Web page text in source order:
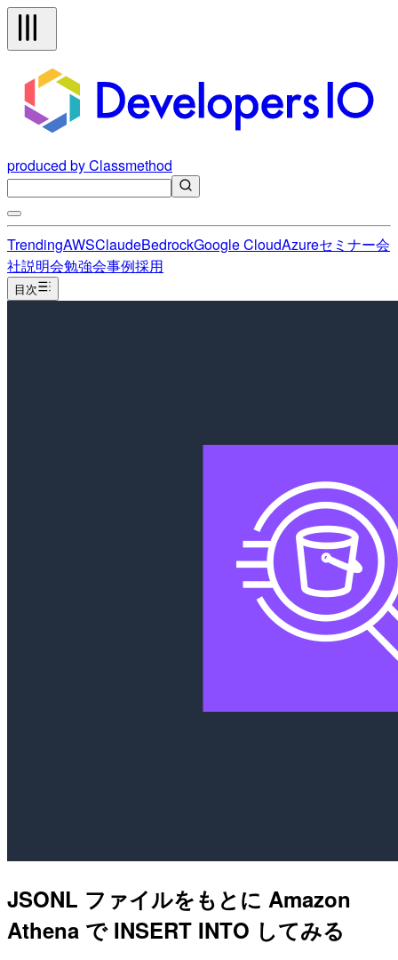
produced by Classmethod
TrendingAWSClaudeBedrockGoogle CloudAzureセミナー会
社説明会勉強会事例採用
目次
JSONL ファイルをもとに Amazon
Athena で INSERT INTO してみる